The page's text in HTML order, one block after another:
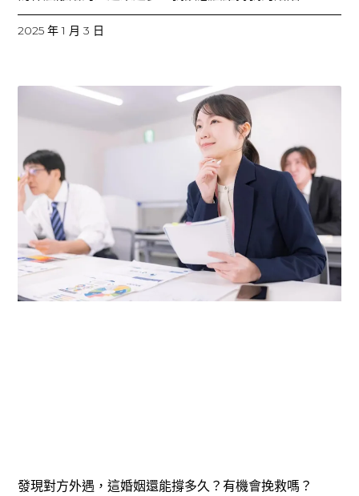
2025 年 1 月 3 日
發現對方外遇，這婚姻還能撐多久？有機會挽救嗎？